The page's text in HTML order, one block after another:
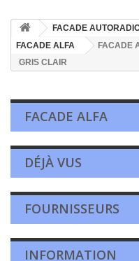
FACADE
FACADE ALFA
FACADE
GRIS CLAIR
FACADE ALFA
DÉJÀ VUS
FOURNISSEURS
INFORMATION